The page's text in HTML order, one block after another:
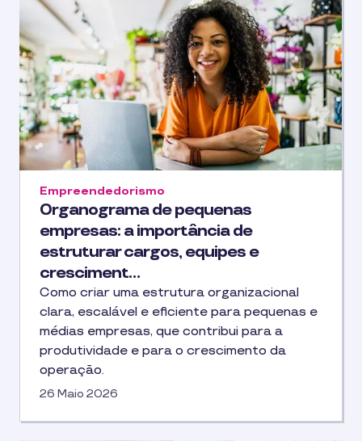
Organograma de pequenas
empresas: a importância de
estruturar cargos, equipes e
cresciment…
Empreendedorismo
Como criar uma estrutura organizacional
clara, escalável e eficiente para pequenas e
médias empresas, que contribui para a
produtividade e para o crescimento da
operação.
26 Maio 2026